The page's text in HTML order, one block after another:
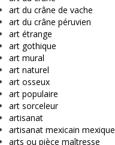
art du crâne de vache
art du crâne péruvien
art étrange
art gothique
art mural
art naturel
art osseux
art populaire
art sorceleur
artisanat
artisanat mexicain mexique
arts ou pièce maîtresse